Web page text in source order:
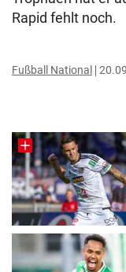
Rapid fehlt noch.
Fußball National